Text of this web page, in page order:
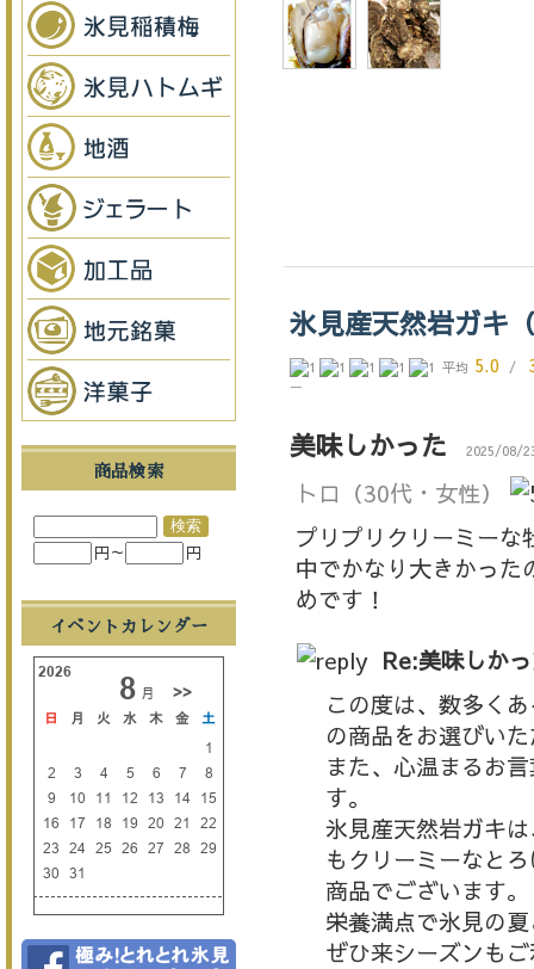
氷見産天然岩ガキ
平均 5.0 /
ー
美味しかった 2025/08/
トロ （30代・女性）
プリプリクリーミーな
中でかなり大きかっ
めです！
Re:美味しか
この度は、数多く
の商品をお選びい
また、心温まるお
す。
氷見産天然岩ガキ
もクリーミーなと
商品でございます。
栄養満点で氷見の
ぜひ来シーズンも
商品検索
円～ 円
イベントカレンダー